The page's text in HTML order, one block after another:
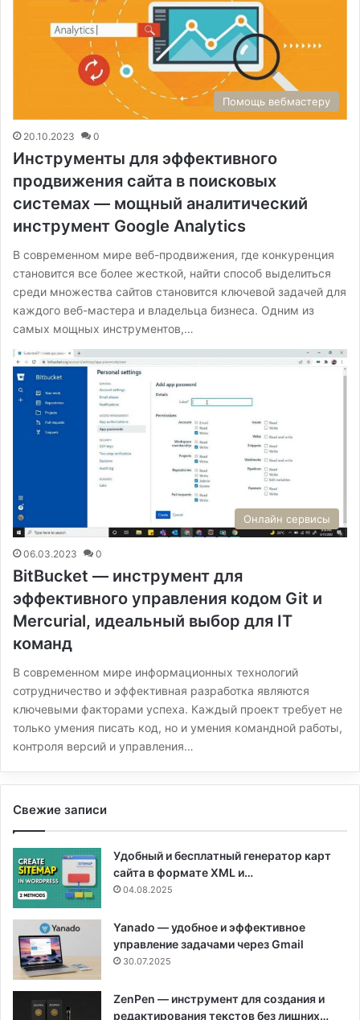
Помощь вебмастеру
20.10.2023 0
Инструменты для эффективного
продвижения сайта в поисковых
системах — мощный аналитический
инструмент Google Analytics
В современном мире веб-продвижения, где конкуренция
становится все более жесткой, найти способ выделиться
среди множества сайтов становится ключевой задачей для
каждого веб-мастера и владельца бизнеса. Одним из
самых мощных инструментов,…
Онлайн сервисы
06.03.2023 0
BitBucket — инструмент для
эффективного управления кодом Git и
Mercurial, идеальный выбор для IT
команд
В современном мире информационных технологий
сотрудничество и эффективная разработка являются
ключевыми факторами успеха. Каждый проект требует не
только умения писать код, но и умения командной работы,
контроля версий и управления…
Свежие записи
Удобный и бесплатный генератор карт
сайта в формате XML и…
04.08.2025
Yanado — удобное и эффективное
управление задачами через Gmail
30.07.2025
ZenPen — инструмент для создания и
редактирования текстов без лишних…